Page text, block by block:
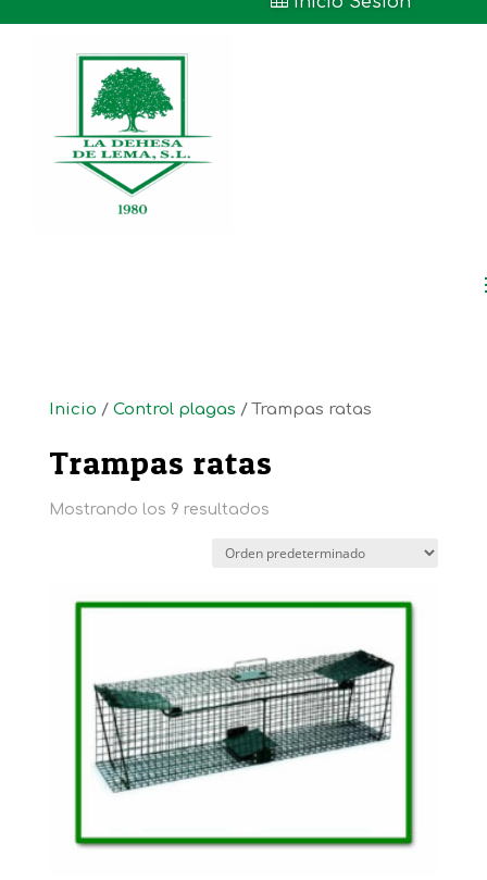
Inicio / Control plagas / Trampas ratas
Trampas ratas
Mostrando los 9 resultados